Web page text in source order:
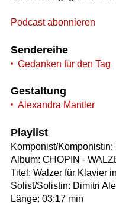
Podcast abonnieren
Sendereihe
Gedanken für den Tag
Gestaltung
Alexandra Mantler
Playlist
Komponist/
Album: CHOPIN -
Titel: Walzer für Klavier
Solist/Solistin: Dimitri
Länge: 03:17 min